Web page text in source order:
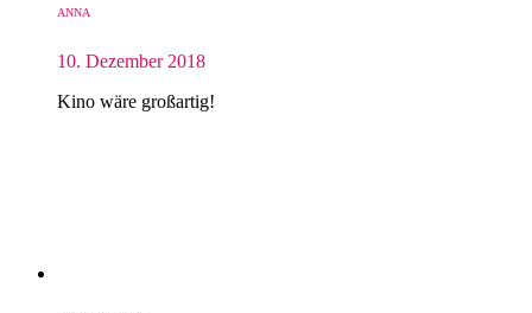
ANNA
10. Dezember 2018
Kino wäre großartig!